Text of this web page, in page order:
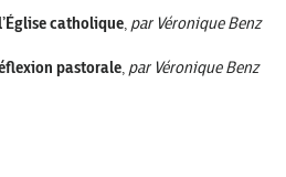
catholique, par Véronique Benz
pastorale, par Véronique Benz